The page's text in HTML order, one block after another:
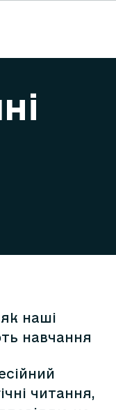
наші
навчання
читання,